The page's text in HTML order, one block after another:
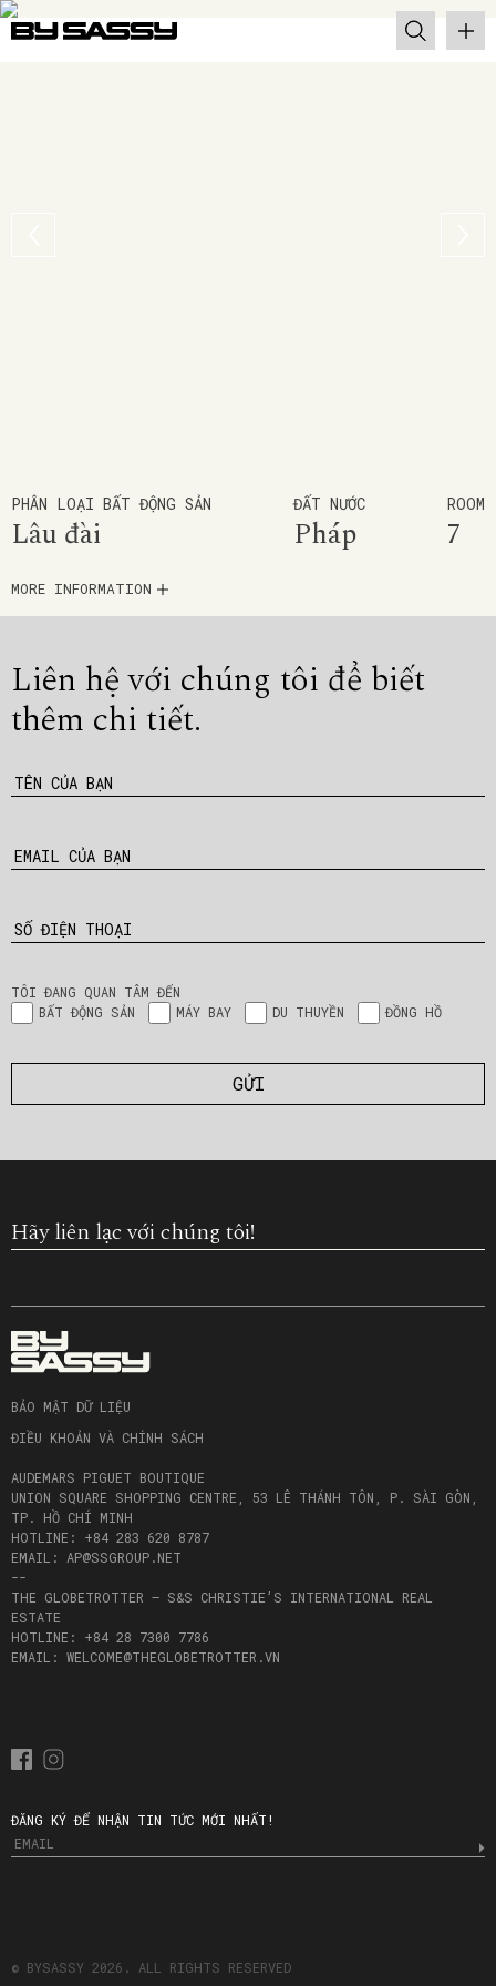
PHÂN LOẠI BẤT ĐỘNG SẢN
Lâu đài
ĐẤT NƯỚC
Pháp
ROOM
7
MORE INFORMATION
Liên hệ với chúng tôi để biết
thêm chi tiết.
TÊN CỦA BẠN
EMAIL CỦA BẠN
SỐ ĐIỆN THOẠI
TÔI ĐANG QUAN TÂM ĐẾN
BẤT ĐỘNG SẢN
MÁY BAY DU THUYỀN ĐỒNG HỒ
Hãy liên lạc với chúng tôi!
BẢO MẬT DỮ LIỆU
ĐIỀU KHOẢN VÀ CHÍNH SÁCH
AUDEMARS PIGUET BOUTIQUE
UNION SQUARE SHOPPING CENTRE, 53 LÊ THÁNH TÔN, P. SÀI GÒN,
TP. HỒ CHÍ MINH
HOTLINE: +84 283 620 8787
EMAIL: AP@SSGROUP.NET
--
THE GLOBETROTTER – S&S CHRISTIE’S INTERNATIONAL REAL
ESTATE
HOTLINE: +84 28 7300 7786
EMAIL: WELCOME@THEGLOBETROTTER.VN
ĐĂNG KÝ ĐỂ NHẬN TIN TỨC MỚI NHẤT!
© BYSASSY 2026. ALL RIGHTS RESERVED